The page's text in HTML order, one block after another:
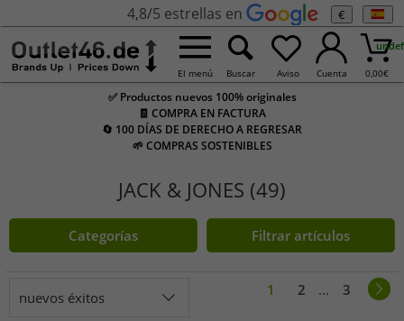
4,8/5 estrellas en €
El menú Buscar Aviso Cuenta 0,00€
✅ Productos nuevos 100% originales
🧾 COMPRA EN FACTURA
🔄 100 DÍAS DE DERECHO A REGRESAR
🌱 COMPRAS SOSTENIBLES
JACK & JONES (49)
Categorías Filtrar artículos
nuevos éxitos 1 2 ... 3